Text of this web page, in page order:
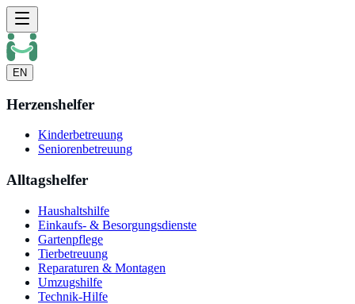
EN
Herzenshelfer
Kinderbetreuung
Seniorenbetreuung
Alltagshelfer
Haushaltshilfe
Einkaufs- & Besorgungsdienste
Gartenpflege
Tierbetreuung
Reparaturen & Montagen
Umzugshilfe
Technik-Hilfe